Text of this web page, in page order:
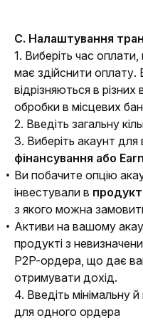
C. Налаштування
1. Виберіть час
має здійснити оплату.
відрізняються в
обробки в місцевих
2. Введіть загальну
3. Виберіть акаунт
фінансування або Earn
Ви побачите опцію
інвестували в
з якого можна
Активи на вашому
продукті з
P2P-ордера, що дає
отримувати дохід.
4. Введіть мінімальну
для одного ордера